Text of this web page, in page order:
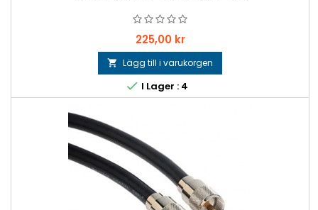
Pris
225,00 kr
 Lägg till i varukorgen
 I Lager : 4